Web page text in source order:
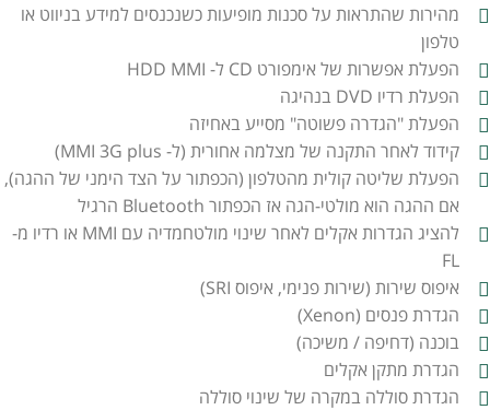
מהירות שהתראות על סכנות מופיעות כשנכנסים למידע בניווט או
טלפון
הפעלת אפשרות של אימפורט CD ל- HDD MMI
הפעלת רדיו DVD בנהיגה
הפעלת "הגדרה פשוטה" מסייע באחיזה
קידוד לאחר התקנה של מצלמה אחורית (ל- MMI 3G plus)
הפעלת שליטה קולית מהטלפון (הכפתור על הצד הימני של ההגה),
אם ההגה הוא מולטי-הגה אז הכפתור Bluetooth הרגיל
להציג הגדרות אקלים לאחר שינוי מולטחמדיה עם MMI או רדיו מ-
FL
איפוס שירות (שירות פנימי, איפוס SRI)
הגדרת פנסים (Xenon)
בוכנה (דחיפה / משיכה)
הגדרת מתקן אקלים
הגדרת סוללה במקרה של שינוי סוללה